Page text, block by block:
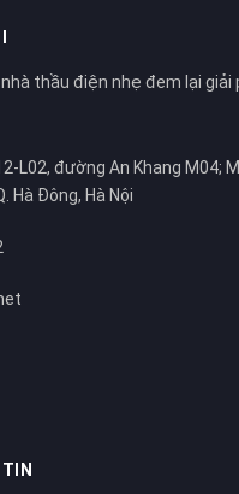
nhà thầu điện nhẹ đem lại
L02, đường An Khang M04;
Hà Đông, Hà Nội